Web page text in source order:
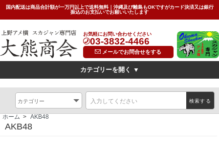
国内配送は商品合計額が一万円以上で送料無料｜沖縄及び離島もOKですがカード決済又は銀行
振込のお支払いでお願いいたします
お気軽にお問い合わせください
03-3832-4466
メールでお問合せをする
カテゴリーを開く ▼
横振刺繍(Hand Embroidered Sukajan)
無地(plain)
その他の柄(others)
限定特価スカジャン(インポートモデル/import model)
検索する
ホーム > AKB48
AKB48